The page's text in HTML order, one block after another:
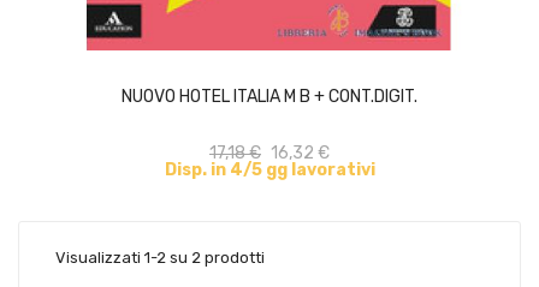
NUOVO HOTEL ITALIA M B + CONT.DIGIT.
17,18 € 16,32 €
Disp. in 4/5 gg lavorativi
Visualizzati 1-2 su 2 prodotti